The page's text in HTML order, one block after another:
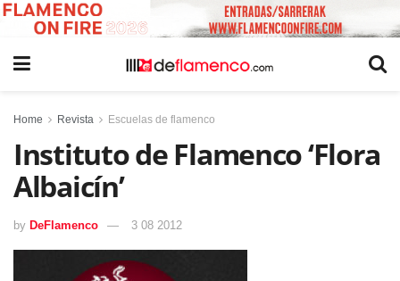
Home Revista Escuelas de flamenco
Instituto de Flamenco ‘Flora
Albaicín’
by DeFlamenco 3 08 2012